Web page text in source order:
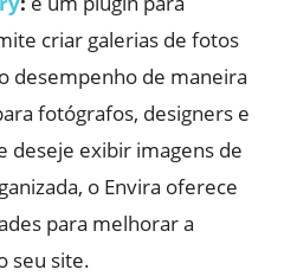
criar galerias de fotos
desempenho de maneira
fotógrafos, designers e
deseje exibir imagens de
o Envira oferece
para melhorar a
seu site.